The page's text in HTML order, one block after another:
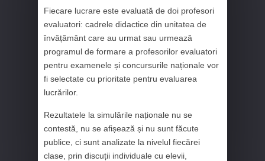
Fiecare lucrare este evaluată de doi profesori
evaluatori: cadrele didactice din unitatea de
învățământ care au urmat sau urmează
programul de formare a profesorilor evaluatori
pentru examenele și concursurile naționale vor
fi selectate cu prioritate pentru evaluarea
lucrărilor.
Rezultatele la simulările naționale nu se
contestă, nu se afișează și nu sunt făcute
publice, ci sunt analizate la nivelul fiecărei
clase, prin discuții individuale cu elevii,